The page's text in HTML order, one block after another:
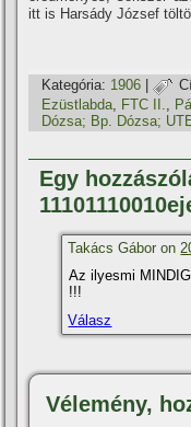
itt is Harsády József
Kategória: 1906 |
Ezüstlabda, FTC II.,
Dózsa; Bp. Dózsa;
Egy
Takács Gábor on
Az ilyesmi
!!!
Válasz
Vélemény,